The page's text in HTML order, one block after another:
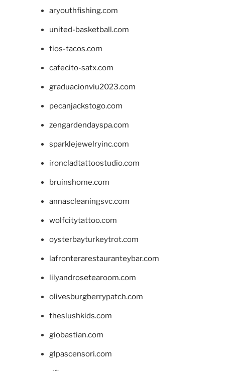
aryouthfishing.com
united-basketball.com
tios-tacos.com
cafecito-satx.com
graduacionviu2023.com
pecanjackstogo.com
zengardendayspa.com
sparklejewelryinc.com
ironcladtattoostudio.com
bruinshome.com
annascleaningsvc.com
wolfcitytattoo.com
oysterbayturkeytrot.com
lafronterarestauranteybar.com
lilyandrosetearoom.com
olivesburgberrypatch.com
theslushkids.com
giobastian.com
glpascensori.com